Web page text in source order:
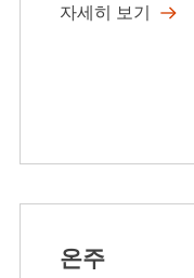
자세히 보기
온주